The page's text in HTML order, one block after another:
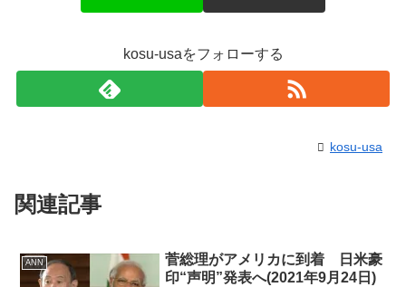
kosu-usaをフォローする
kosu-usa
関連記事
ANN
菅総理がアメリカに到着 日米豪
印“声明”発表へ(2021年9月24日)